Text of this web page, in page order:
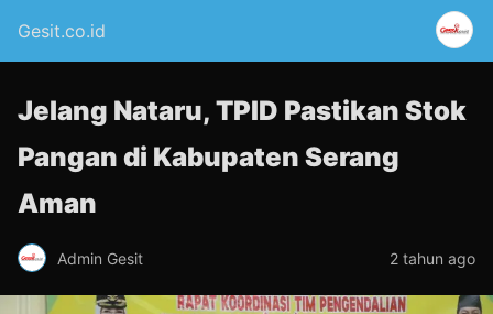
Gesit.co.id
Jelang Nataru, TPID Pastikan Stok
Pangan di Kabupaten Serang
Aman
Admin Gesit 2 tahun ago